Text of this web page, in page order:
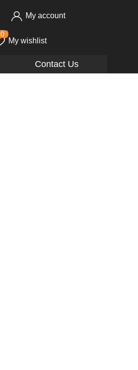
My account
0
My wishlist
Contact Us